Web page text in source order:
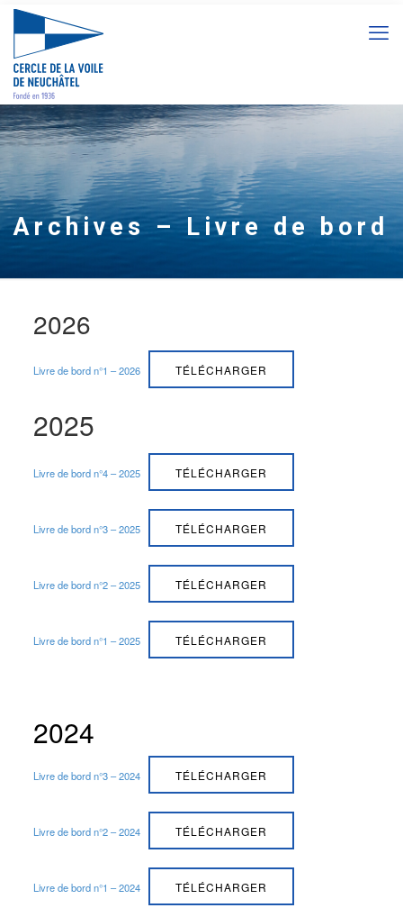
Archives – Livre de bord
2026
Livre de bord n°1 – 2026 TÉLÉCHARGER
2025
Livre de bord n°4 – 2025 TÉLÉCHARGER
Livre de bord n°3 – 2025 TÉLÉCHARGER
Livre de bord n°2 – 2025 TÉLÉCHARGER
Livre de bord n°1 – 2025 TÉLÉCHARGER
2024
Livre de bord n°3 – 2024 TÉLÉCHARGER
Livre de bord n°2 – 2024 TÉLÉCHARGER
Livre de bord n°1 – 2024 TÉLÉCHARGER